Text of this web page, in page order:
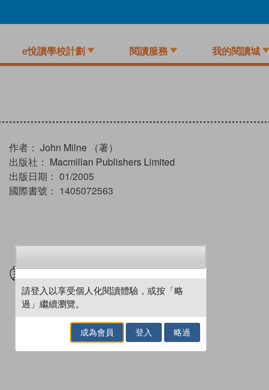
e悅讀學校計劃 閱讀服務 我的閱讀城
作者： John Milne （著）
出版社： Macmillan Publishers Limited
出版日期： 01/2005
國際書號： 1405072563
請登入以享受個人化閱讀體驗，或按「略
過」繼續瀏覽。
成為會員 登入 略過